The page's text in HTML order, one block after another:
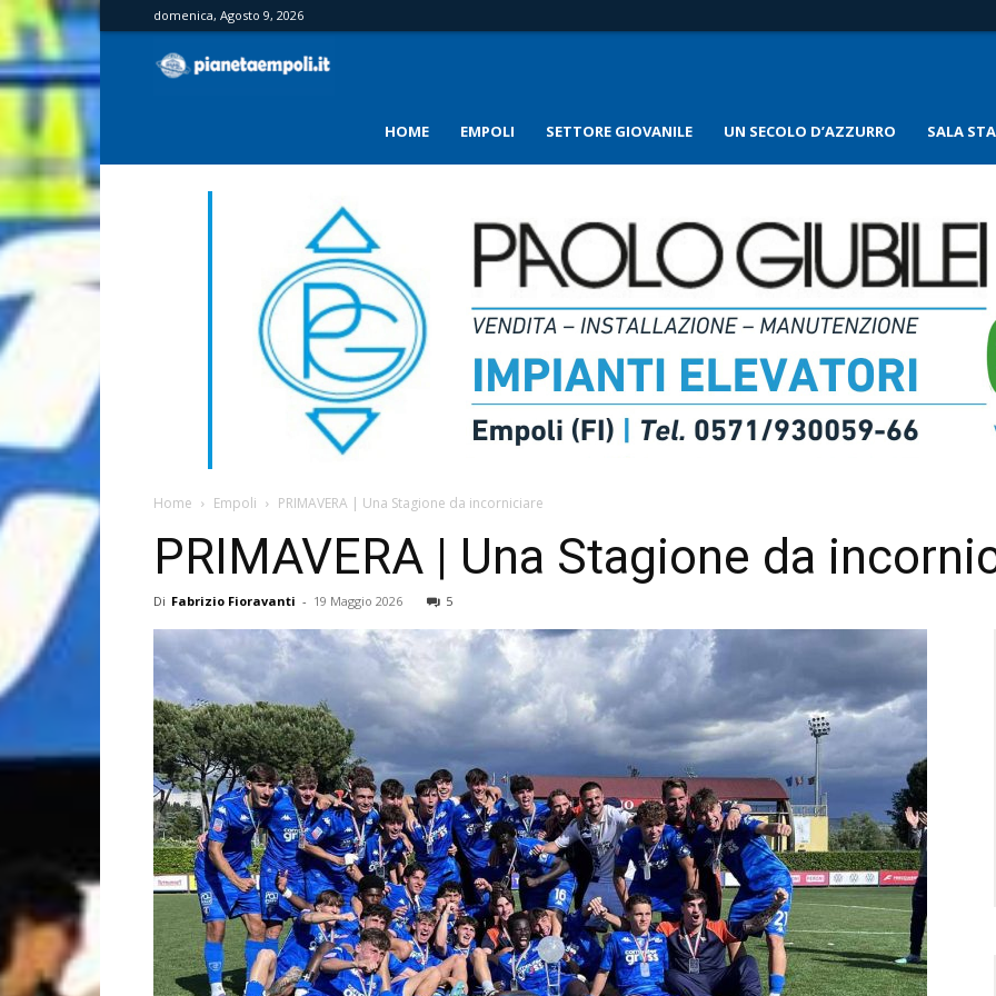
domenica, Agosto 9, 2026
HOME EMPOLI SETTORE GIOVANILE UN SECOLO D’AZZURRO SALA
Home Empoli PRIMAVERA | Una Stagione da incorniciare
PRIMAVERA | Una Stagione da
Di Fabrizio Fioravanti - 19 Maggio 2026 5